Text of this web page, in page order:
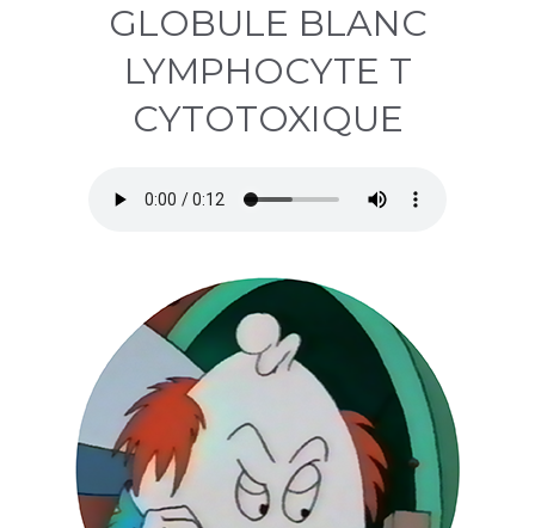
GLOBULE BLANC
LYMPHOCYTE T
CYTOTOXIQUE